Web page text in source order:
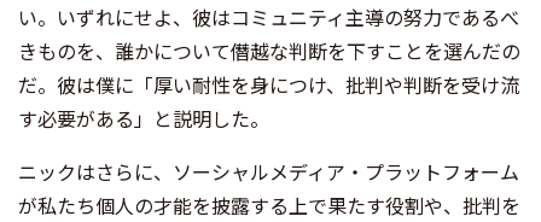
い。いずれにせよ、彼はコミュニティ主導の努力であるべ
きものを、誰かについて僭越な判断を下すことを選んだの
だ。彼は僕に「厚い耐性を身につけ、批判や判断を受け流
す必要がある」と説明した。
ニックはさらに、ソーシャルメディア・プラットフォーム
が私たち個人の才能を披露する上で果たす役割や、批判を